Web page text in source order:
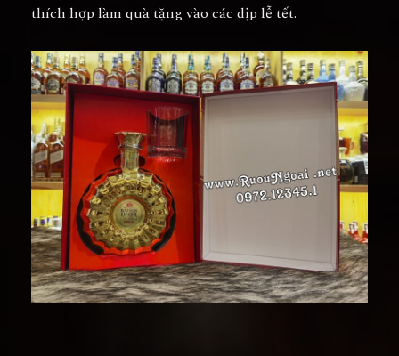
thích hợp làm quà tặng vào các dịp lễ tết.